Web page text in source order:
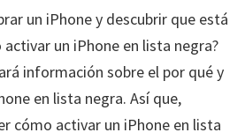
un iPhone y descubrir que está
un iPhone en lista negra?
información sobre el por qué y
en lista negra. Así que,
cómo activar un iPhone en lista